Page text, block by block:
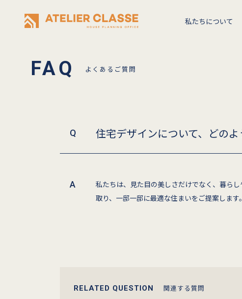
私たちについて
よくあるご質問
住宅デザインについて、どの
私たちは、見た目の美しさだけでなく、暮ら
取り、一邸一邸に最適な住まいをご提案します。
RELATED QUESTION 関連する質問